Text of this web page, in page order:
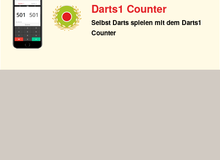
Darts1 Counter
Selbst Darts spielen mit dem Darts1
Counter